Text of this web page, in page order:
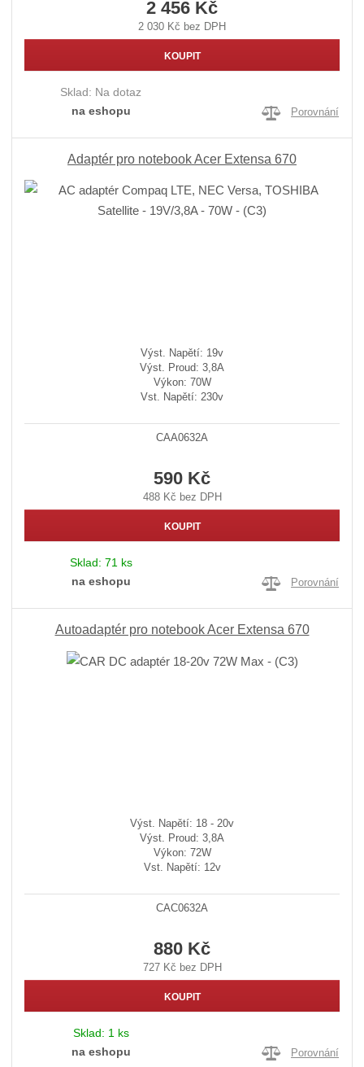
2 456 Kč
2 030 Kč bez DPH
KOUPIT
Sklad: Na dotaz
na eshopu
Porovnání
Adaptér pro notebook Acer Extensa 670
Výst. Napětí: 19v
Výst. Proud: 3,8A
Výkon: 70W
Vst. Napětí: 230v
CAA0632A
590 Kč
488 Kč bez DPH
KOUPIT
Sklad: 71 ks
na eshopu
Porovnání
Autoadaptér pro notebook Acer Extensa 670
Výst. Napětí: 18 - 20v
Výst. Proud: 3,8A
Výkon: 72W
Vst. Napětí: 12v
CAC0632A
880 Kč
727 Kč bez DPH
KOUPIT
Sklad: 1 ks
na eshopu
Porovnání